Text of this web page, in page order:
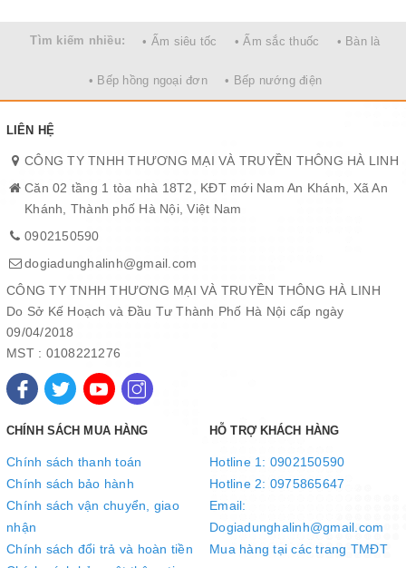
chảo nhanh khô sau khi vệ sinh
Cấu tạo 3 lớp liền khối siêu bền: Lớp trong inox 304 chống phồng
đáy an toàn cho sức khỏe, lớp giữa nhôm nguyên chất giúp
truyền nhiệt nhanh, lớp ngoài inox 430 giúp chảo luôn sáng bóng
Tìm kiếm nhiều: • Ấm siêu tốc • Ấm sắc thuốc • Bàn là
• Bếp hồng ngoại đơn • Bếp nướng điện
LIÊN HỆ
CÔNG TY TNHH THƯƠNG MẠI VÀ TRUYỀN THÔNG HÀ LINH
Căn 02 tầng 1 tòa nhà 18T2, KĐT mới Nam An Khánh, Xã An
Khánh, Thành phố Hà Nội, Việt Nam
0902150590
dogiadunghalinh@gmail.com
CÔNG TY TNHH THƯƠNG MẠI VÀ TRUYỀN THÔNG HÀ LINH
Do Sở Kế Hoạch và Đầu Tư Thành Phố Hà Nội cấp ngày
09/04/2018
MST : 0108221276
CHÍNH SÁCH MUA HÀNG
Chính sách thanh toán
Chính sách bảo hành
Chính sách vận chuyển, giao
nhận
Chính sách đổi trả và hoàn tiền
HỖ TRỢ KHÁCH HÀNG
Hotline 1: 0902150590
Hotline 2: 0975865647
Email:
Dogiadunghalinh@gmail.com
Mua hàng tại các trang TMĐT